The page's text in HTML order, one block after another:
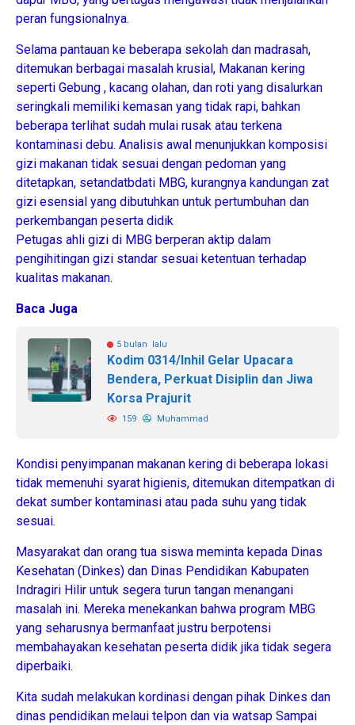
peran fungsionalnya.
Selama pantauan ke beberapa sekolah dan madrasah,
ditemukan berbagai masalah krusial, Makanan kering
seperti Gebung , kacang olahan, dan roti yang disalurkan
seringkali memiliki kemasan yang tidak rapi, bahkan
beberapa terlihat sudah mulai rusak atau terkena
kontaminasi debu. Analisis awal menunjukkan komposisi
gizi makanan tidak sesuai dengan pedoman yang
ditetapkan, setandatbdati MBG, kurangnya kandungan zat
gizi esensial yang dibutuhkan untuk pertumbuhan dan
perkembangan peserta didik
Petugas ahli gizi di MBG berperan aktip dalam
pengihitingan gizi standar sesuai ketentuan terhadap
kualitas makanan.
Baca Juga
5 bulan lalu
Kodim 0314/Inhil Gelar Upacara
Bendera, Perkuat Disiplin dan Jiwa
Korsa Prajurit
159 Muhammad
Kondisi penyimpanan makanan kering di beberapa lokasi
tidak memenuhi syarat higienis, ditemukan ditempatkan di
dekat sumber kontaminasi atau pada suhu yang tidak
sesuai.
Masyarakat dan orang tua siswa meminta kepada Dinas
Kesehatan (Dinkes) dan Dinas Pendidikan Kabupaten
Indragiri Hilir untuk segera turun tangan menangani
masalah ini. Mereka menekankan bahwa program MBG
yang seharusnya bermanfaat justru berpotensi
membahayakan kesehatan peserta didik jika tidak segera
diperbaiki.
Kita sudah melakukan kordinasi dengan pihak Dinkes dan
dinas pendidikan melaui telpon dan via watsap Sampai